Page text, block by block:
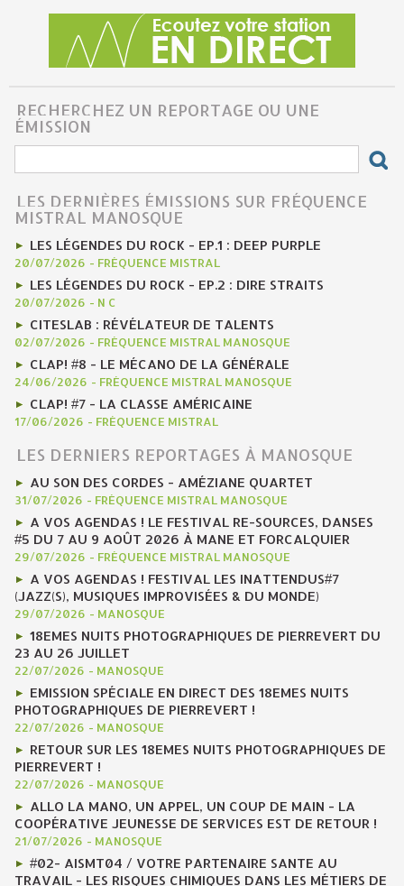
RECHERCHEZ UN REPORTAGE OU UNE
ÉMISSION
LES DERNIÈRES ÉMISSIONS SUR FRÉQUENCE
MISTRAL MANOSQUE
LES LÉGENDES DU ROCK - EP.1 : DEEP PURPLE
20/07/2026 - FRÉQUENCE MISTRAL
LES LÉGENDES DU ROCK - EP.2 : DIRE STRAITS
20/07/2026 - N C
CITESLAB : RÉVÉLATEUR DE TALENTS
02/07/2026 - FRÉQUENCE MISTRAL MANOSQUE
CLAP! #8 - LE MÉCANO DE LA GÉNÉRALE
24/06/2026 - FRÉQUENCE MISTRAL MANOSQUE
CLAP! #7 - LA CLASSE AMÉRICAINE
17/06/2026 - FRÉQUENCE MISTRAL
LES DERNIERS REPORTAGES À MANOSQUE
AU SON DES CORDES - AMÉZIANE QUARTET
31/07/2026 - FRÉQUENCE MISTRAL MANOSQUE
A VOS AGENDAS ! LE FESTIVAL RE-SOURCES, DANSES
#5 DU 7 AU 9 AOÛT 2026 À MANE ET FORCALQUIER
29/07/2026 - FRÉQUENCE MISTRAL MANOSQUE
A VOS AGENDAS ! FESTIVAL LES INATTENDUS#7
(JAZZ(S), MUSIQUES IMPROVISÉES & DU MONDE)
29/07/2026 - MANOSQUE
18EMES NUITS PHOTOGRAPHIQUES DE PIERREVERT DU
23 AU 26 JUILLET
22/07/2026 - MANOSQUE
EMISSION SPÉCIALE EN DIRECT DES 18EMES NUITS
PHOTOGRAPHIQUES DE PIERREVERT !
22/07/2026 - MANOSQUE
RETOUR SUR LES 18EMES NUITS PHOTOGRAPHIQUES DE
PIERREVERT !
22/07/2026 - MANOSQUE
ALLO LA MANO, UN APPEL, UN COUP DE MAIN - LA
COOPÉRATIVE JEUNESSE DE SERVICES EST DE RETOUR !
21/07/2026 - MANOSQUE
#02- AISMT04 / VOTRE PARTENAIRE SANTE AU
TRAVAIL - LES RISQUES CHIMIQUES DANS LES MÉTIERS DE